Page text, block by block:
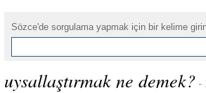
Sözce'de sorgulama yapmak için bir kelime
uysallaştırmak ne demek? -